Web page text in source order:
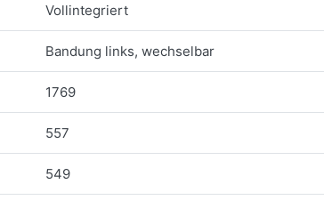
Vollintegriert
Bandung links, wechselbar
1769
557
549